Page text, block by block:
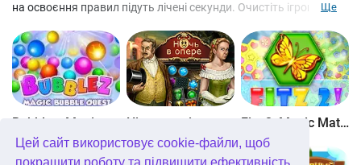
Цей сайт використовує cookie-файли, щоб
покращити роботу та підвищити ефективність
на освоєння правил підуть лічені секунди. Очистіть ігрове поле,
лінія із трьох або більше однакових фігур. Мета гри –
розблокувати таким чином усі кольорові осередки на ігровому
полі. З кожним новим рівнем розкладки ускладнюються, а
кількість різних елементів зростає. Відточуйте навички гри в
«Збери 3», відкрийте десятки дивовижних рівнів і змагайтеся з
іншими гравцями в режимі мультиплеєр.
Ще
Ніч в опері Fitz 2: Magic Match 3 Puzzle